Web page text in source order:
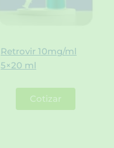
Retrovir 10mg/ml
5×20 ml
Cotizar